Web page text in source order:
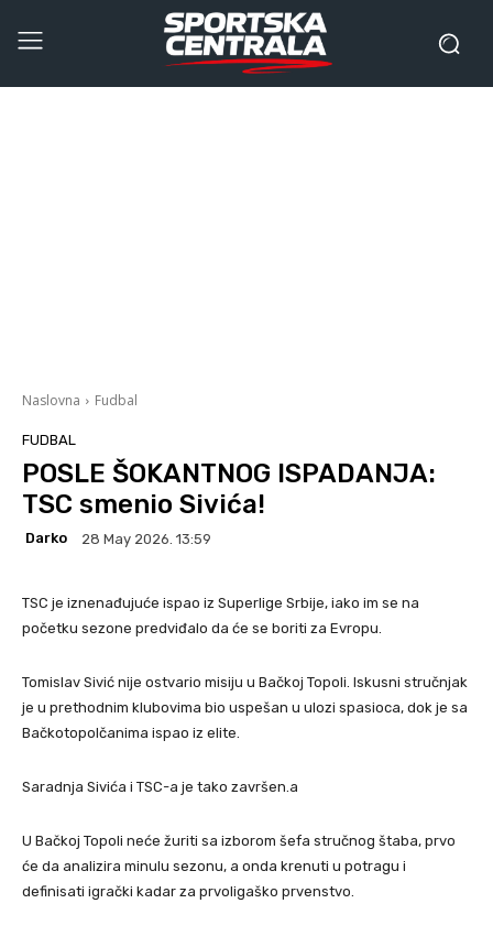
Naslovna Fudbal
FUDBAL
POSLE ŠOKANTNOG ISPADANJA:
TSC smenio Sivića!
Darko 28 May 2026. 13:59
TSC je iznenađujuće ispao iz Superlige Srbije, iako im se na
početku sezone predviđalo da će se boriti za Evropu.
Tomislav Sivić nije ostvario misiju u Bačkoj Topoli. Iskusni stručnjak
je u prethodnim klubovima bio uspešan u ulozi spasioca, dok je sa
Bačkotopolčanima ispao iz elite.
Saradnja Sivića i TSC-a je tako završen.a
U Bačkoj Topoli neće žuriti sa izborom šefa stručnog štaba, prvo
će da analizira minulu sezonu, a onda krenuti u potragu i
definisati igrački kadar za prvoligaško prvenstvo.